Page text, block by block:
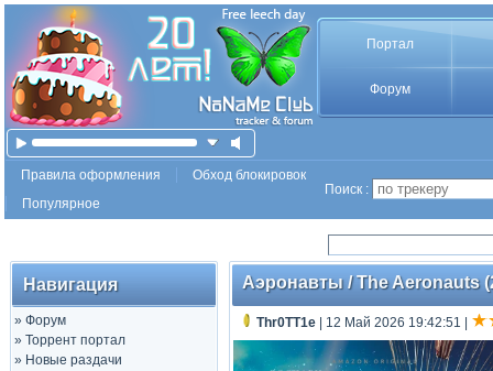
Портал
Форум
Правила оформления
Обход блокировок
Популярное
Поиск :
Навигация
» Форум
» Торрент портал
» Новые раздачи
Аэронавты / The Aeronauts
Thr0TT1e | 12 Май 2026 19:42:51